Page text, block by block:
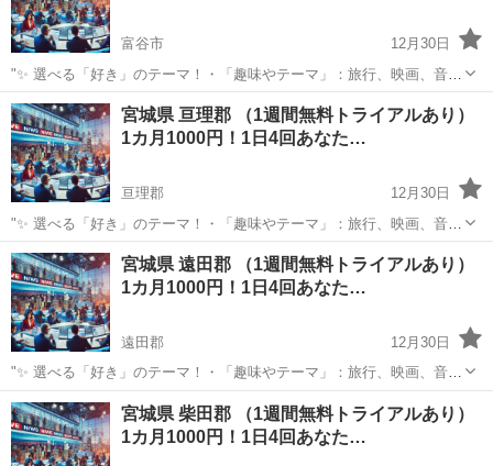
富谷市
12月30日
"✨ 選べる「好き」のテーマ！・「趣味やテーマ」：旅行、映画、音
楽、ペットなど、好きなものをもっと楽しめる情報をお届けします。
⏰ 1日4回のタイムリーな配信 7:00: 目覚めの1通で1日を元気にスター
ト！12:0...
宮城 富谷市 その他 BTS
宮城県 亘理郡 （1週間無料トライアルあり）
1カ月1000円！1日4回あなた…
亘理郡
12月30日
"✨ 選べる「好き」のテーマ！・「趣味やテーマ」：旅行、映画、音
楽、ペットなど、好きなものをもっと楽しめる情報をお届けします。
⏰ 1日4回のタイムリーな配信 7:00: 目覚めの1通で1日を元気にスター
ト！12:0...
宮城 亘理郡 その他 BTS
宮城県 遠田郡 （1週間無料トライアルあり）
1カ月1000円！1日4回あなた…
遠田郡
12月30日
"✨ 選べる「好き」のテーマ！・「趣味やテーマ」：旅行、映画、音
楽、ペットなど、好きなものをもっと楽しめる情報をお届けします。
⏰ 1日4回のタイムリーな配信 7:00: 目覚めの1通で1日を元気にスター
ト！12:0...
宮城 遠田郡 その他 BTS
宮城県 柴田郡 （1週間無料トライアルあり）
1カ月1000円！1日4回あなた…